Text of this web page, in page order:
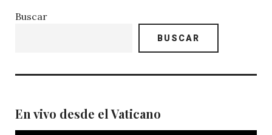
Buscar
BUSCAR
En vivo desde el Vaticano